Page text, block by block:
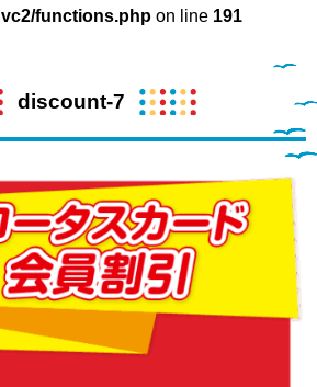
functions.php on line 191
discount-7